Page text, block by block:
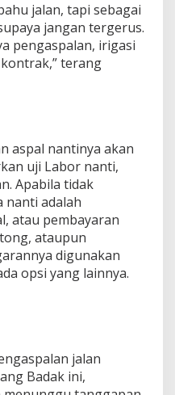
jalan, tapi sebagai
jangan tergerus.
pengaspalan, irigasi
terang
aspal nantinya akan
uji Labor nanti,
Apabila tidak
nanti adalah
atau pembayaran
ataupun
digunakan
opsi yang lainnya.
jalan
Badak ini,